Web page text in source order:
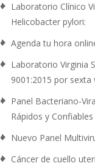
Laboratorio Clínico
Helicobacter pylori:
Agenda tu hora
Laboratorio Virginia
9001:2015 por sexta
Panel Bacteriano-
Rápidos y
Nuevo Panel
Cáncer de cuello